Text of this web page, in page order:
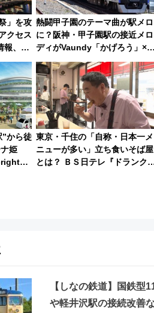
」を攻
クセス
報、花
ートま
熱闘甲子園のテーマ曲が駅メロ
に？阪神・甲子園駅の接近メロ
ディがVaundy「かげろう」×向
谷実アレンジの特別仕様へ、8
月5日始発から
”から徒
姫
公
東京・千住の「自称・日本一メ
ニューが多い」立ち食いそば屋
とは？ ＢＳ日テレ『ドランク
【しなの鉄道】国鉄型
や軽井沢駅の接続改善